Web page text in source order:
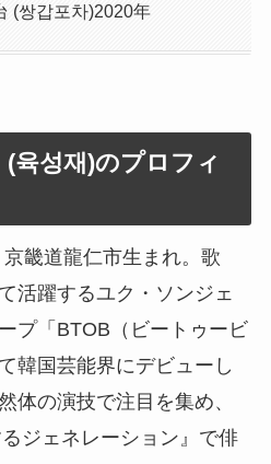
(쌍갑포차)2020年
육성재)のプロフィ
畿道龍仁市生まれ。歌
活躍するユク・ソンジェ
プ「BTOB（ビートゥービ
韓国芸能界にデビューし
体の演技で注目を集め、
ジェネレーション』で俳